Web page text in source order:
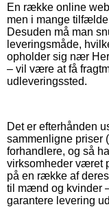
En række online
men i mange
Desuden må man
leveringsmåde,
opholder sig nær
– vil være at få
udleveringssted.
Det er efterhånden
sammenligne priser
forhandlere, og så
virksomheder været
på en række af
til mænd og kvinder
garantere levering